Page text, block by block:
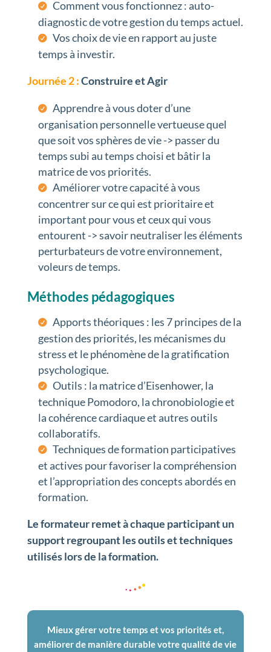
Comment vous fonctionnez : auto-
diagnostic de votre gestion du temps actuel.
Vos choix de vie en rapport au juste
temps à investir.
Journée 2 :Construire et Agir
Apprendre à vous doter d’une
organisation personnelle vertueuse quel
que soit vos sphères de vie -> passer du
temps subi au temps choisi et bâtir la
matrice de vos priorités.
Améliorer votre capacité à vous
concentrer sur ce qui est prioritaire et
important pour vous et ceux qui vous
entourent -> savoir neutraliser les éléments
perturbateurs de votre environnement,
voleurs de temps.
Méthodes pédagogiques
Apports théoriques : les 7 principes de la
gestion des priorités, les mécanismes du
stress et le phénomène de la gratification
psychologique.
Outils : la matrice d’Eisenhower, la
technique Pomodoro, la chronobiologie et
la cohérence cardiaque et autres outils
collaboratifs.
Techniques de formation participatives
et actives pour favoriser la compréhension
et l’appropriation des concepts abordés en
formation.
Le formateur remet à chaque participant un
support regroupant les outils et techniques
utilisés lors de la formation.
Mieux gérer votre temps et vos priorités et,
améliorer de manière durable votre qualité de vie